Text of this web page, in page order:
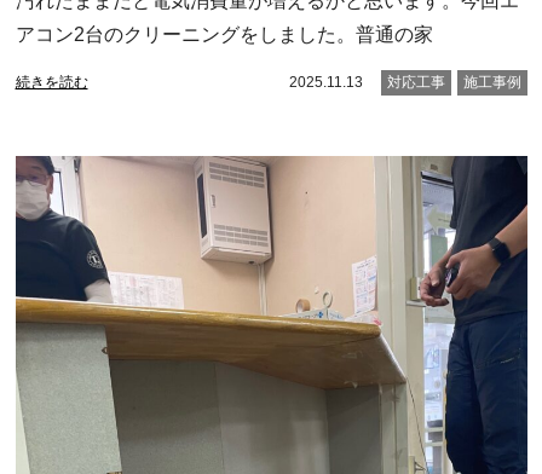
アコン2台のクリーニングをしました。普通の家
続きを読む 2025.11.13 対応工事 施工事例